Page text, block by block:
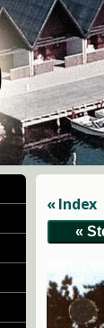
« Index